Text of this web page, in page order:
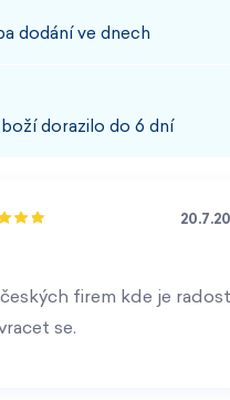
dodání ve dnech
dorazilo do 6 dní
firem kde je radost
se.